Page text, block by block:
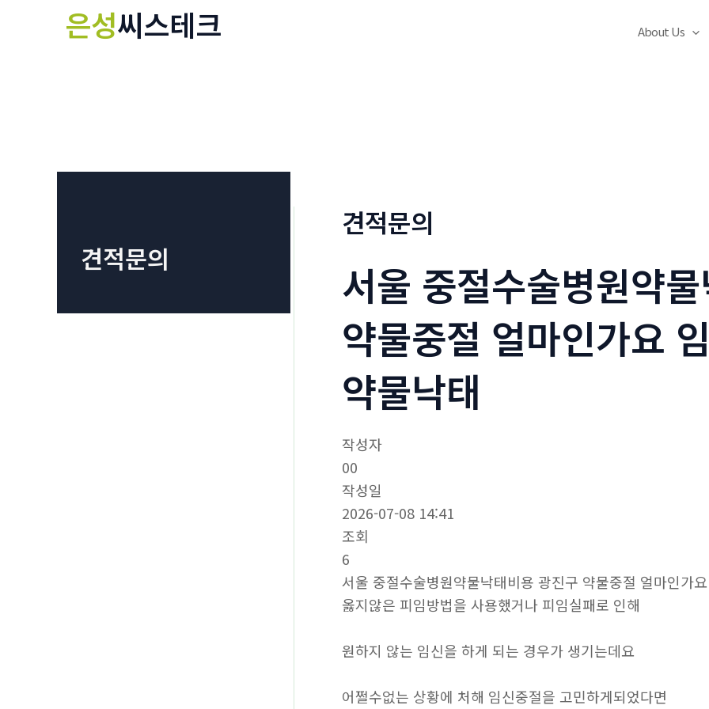
은성씨스테크 About Us
견적문의
견적문의
서울 중절수술병원약
약물중절 얼마인가요
약물낙태
작성자
00
작성일
2026-07-08 14:41
조회
6
서울 중절수술병원약물낙태비용 광진구 약물중절 얼마인가
옳지않은 피임방법을 사용했거나 피임실패로 인해
원하지 않는 임신을 하게 되는 경우가 생기는데요
어쩔수없는 상황에 처해 임신중절을 고민하게되었다면